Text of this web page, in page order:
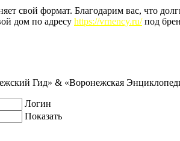
свой формат. Благодарим вас, что
дом по адресу https://vrnency.ru/под
Гид» & «Воронежская
Логин
Показать